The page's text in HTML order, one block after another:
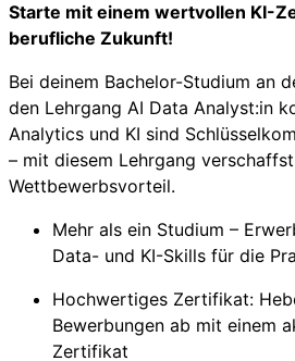
Starte mit einem wertvollen KI-
berufliche Zukunft!
Bei deinem Bachelor-Studium an
den Lehrgang AI Data Analyst:in
Analytics und KI sind
– mit diesem Lehrgang
Wettbewerbsvorteil.
Mehr als ein Studium –
Data- und KI-Skills für die
Hochwertiges Zertifikat:
Bewerbungen ab mit einem
Zertifikat